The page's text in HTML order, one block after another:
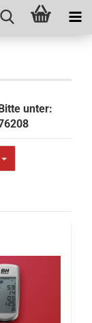
unter: